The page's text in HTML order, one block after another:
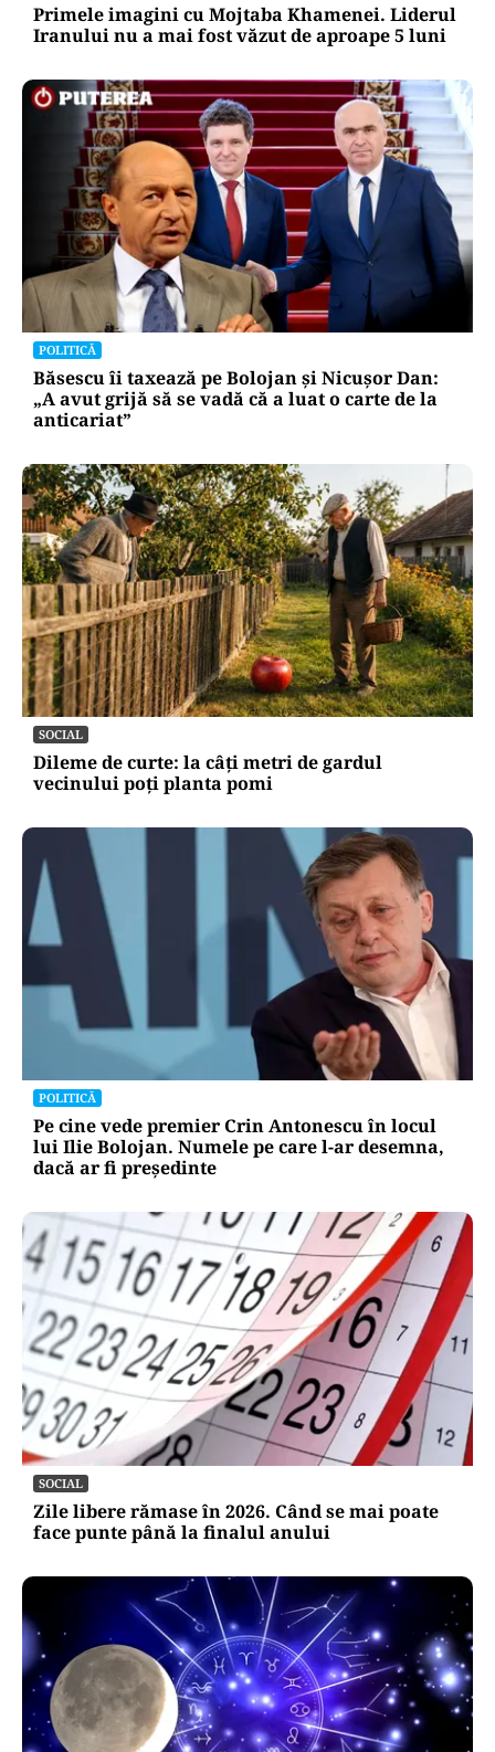
Primele imagini cu Mojtaba Khamenei. Liderul
Iranului nu a mai fost văzut de aproape 5 luni
POLITICĂ
Băsescu îi taxează pe Bolojan și Nicușor Dan:
„A avut grijă să se vadă că a luat o carte de la
anticariat”
SOCIAL
Dileme de curte: la câți metri de gardul
vecinului poți planta pomi
POLITICĂ
Pe cine vede premier Crin Antonescu în locul
lui Ilie Bolojan. Numele pe care l-ar desemna,
dacă ar fi președinte
SOCIAL
Zile libere rămase în 2026. Când se mai poate
face punte până la finalul anului